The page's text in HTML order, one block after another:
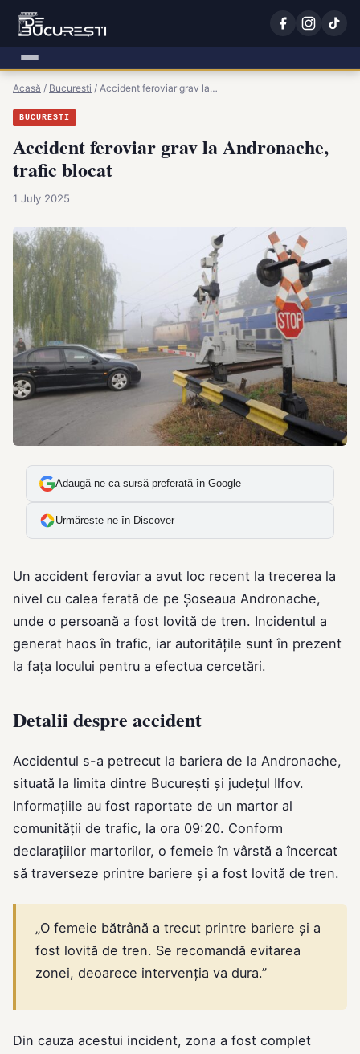
Acasă / Bucuresti / Accident feroviar grav la…
BUCURESTI
Accident feroviar grav la Andronache,
trafic blocat
1 July 2025
Adaugă-ne ca sursă preferată în Google
Urmărește-ne în Discover
Un accident feroviar a avut loc recent la trecerea la
nivel cu calea ferată de pe Șoseaua Andronache,
unde o persoană a fost lovită de tren. Incidentul a
generat haos în trafic, iar autoritățile sunt în prezent
la fața locului pentru a efectua cercetări.
Detalii despre accident
Accidentul s-a petrecut la bariera de la Andronache,
situată la limita dintre București și județul Ilfov.
Informațiile au fost raportate de un martor al
comunității de trafic, la ora 09:20. Conform
declarațiilor martorilor, o femeie în vârstă a încercat
să traverseze printre bariere și a fost lovită de tren.
„O femeie bătrână a trecut printre bariere și a
fost lovită de tren. Se recomandă evitarea
zonei, deoarece intervenția va dura.”
Din cauza acestui incident, zona a fost complet